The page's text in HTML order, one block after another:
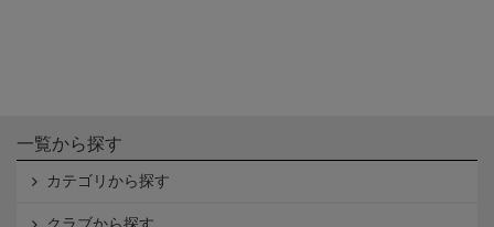
一覧から探す
カテゴリから探す